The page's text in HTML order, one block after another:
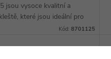
jsou vysoce kvalitní a
které jsou ideální pro
instalatéry. DíkyKód:8701125